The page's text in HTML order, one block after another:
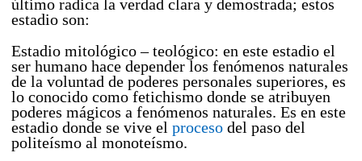
último radica la verdad clara y demostrada; estos
estadio son:
Estadio mitológico – teológico: en este estadio el
ser humano hace depender los fenómenos naturales
de la voluntad de poderes personales superiores, es
lo conocido como fetichismo donde se atribuyen
poderes mágicos a fenómenos naturales. Es en este
estadio donde se vive el proceso del paso del
politeísmo al monoteísmo.